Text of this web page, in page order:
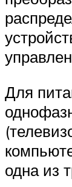
Для
одна из